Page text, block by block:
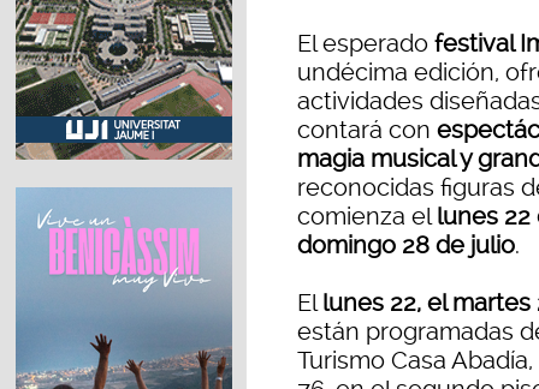
El esperado festival
undécima edición,
actividades
contará con
magia musical y
reconocidas figuras
comienza ellunes 22
domingo 28 de julio.
Ellunes 22, el
están programadas
Turismo Casa